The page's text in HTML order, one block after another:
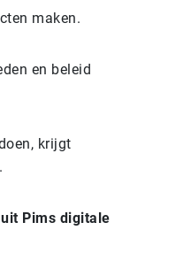
maken.
en beleid
krijgt
Pims digitale